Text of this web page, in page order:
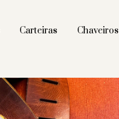
Carteiras Chaveiros